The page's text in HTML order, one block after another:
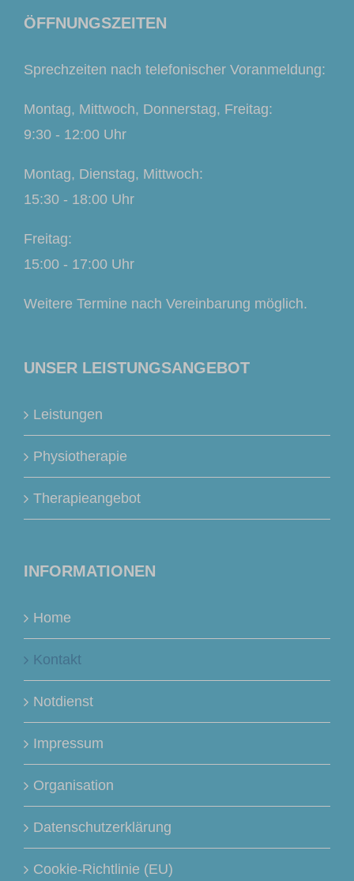
ÖFFNUNGSZEITEN
Sprechzeiten nach telefonischer Voranmeldung:
Montag, Mittwoch, Donnerstag, Freitag:
9:30 - 12:00 Uhr
Montag, Dienstag, Mittwoch:
15:30 - 18:00 Uhr
Freitag:
15:00 - 17:00 Uhr
Weitere Termine nach Vereinbarung möglich.
UNSER LEISTUNGSANGEBOT
Leistungen
Physiotherapie
Therapieangebot
INFORMATIONEN
Home
Kontakt
Notdienst
Impressum
Organisation
Datenschutzerklärung
Cookie-Richtlinie (EU)